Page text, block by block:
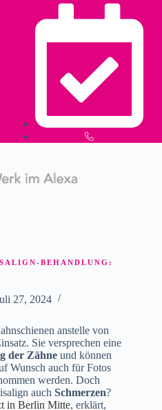
BEHANDLUNG:
27, 2024
anstelle von
Sie versprechen eine
der Zähne und können
Wunsch auch für Fotos
werden. Doch
auch Schmerzen?
in Berlin Mitte, erklärt,